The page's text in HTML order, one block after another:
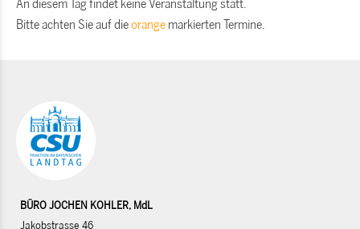
An diesem Tag findet keine Veranstaltung statt.
Bitte achten Sie auf dieorange markierten Termine.
BÜRO JOCHEN KOHLER, MdL
Jakobstrasse 46